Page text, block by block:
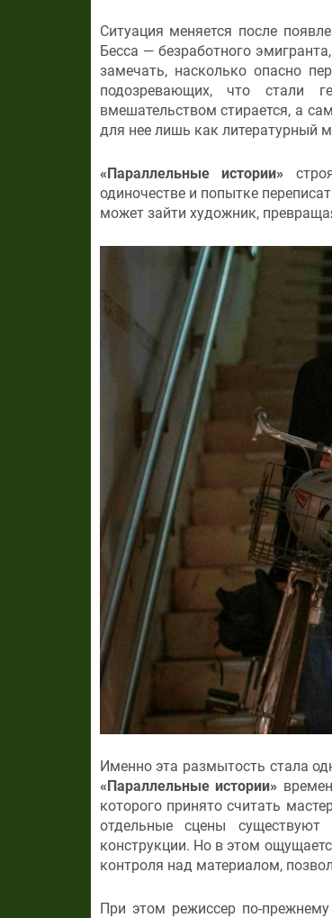
Ситуация меняется после
Бесса — безработного
замечать, насколько опасно
подозревающих, что стали
вмешательством стирается, а
для нее лишь как литературный
«Параллельные истории»
одиночестве и попытке
может зайти художник,
Именно эта размытость стала
«Параллельные истории»
которого принято считать
отдельные сцены
конструкции. Но в этом
контроля над материалом,
При этом режиссер по-